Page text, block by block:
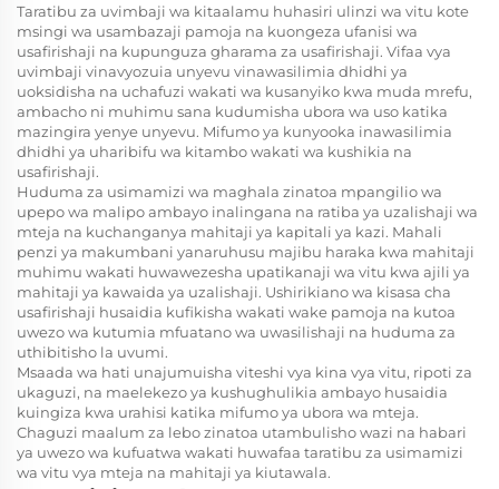
Taratibu za uvimbaji wa kitaalamu huhasiri ulinzi wa vitu kote
msingi wa usambazaji pamoja na kuongeza ufanisi wa
usafirishaji na kupunguza gharama za usafirishaji. Vifaa vya
uvimbaji vinavyozuia unyevu vinawasilimia dhidhi ya
uoksidisha na uchafuzi wakati wa kusanyiko kwa muda mrefu,
ambacho ni muhimu sana kudumisha ubora wa uso katika
mazingira yenye unyevu. Mifumo ya kunyooka inawasilimia
dhidhi ya uharibifu wa kitambo wakati wa kushikia na
usafirishaji.
Huduma za usimamizi wa maghala zinatoa mpangilio wa
upepo wa malipo ambayo inalingana na ratiba ya uzalishaji wa
mteja na kuchanganya mahitaji ya kapitali ya kazi. Mahali
penzi ya makumbani yanaruhusu majibu haraka kwa mahitaji
muhimu wakati huwawezesha upatikanaji wa vitu kwa ajili ya
mahitaji ya kawaida ya uzalishaji. Ushirikiano wa kisasa cha
usafirishaji husaidia kufikisha wakati wake pamoja na kutoa
uwezo wa kutumia mfuatano wa uwasilishaji na huduma za
uthibitisho la uvumi.
Msaada wa hati unajumuisha viteshi vya kina vya vitu, ripoti za
ukaguzi, na maelekezo ya kushughulikia ambayo husaidia
kuingiza kwa urahisi katika mifumo ya ubora wa mteja.
Chaguzi maalum za lebo zinatoa utambulisho wazi na habari
ya uwezo wa kufuatwa wakati huwafaa taratibu za usimamizi
wa vitu vya mteja na mahitaji ya kiutawala.